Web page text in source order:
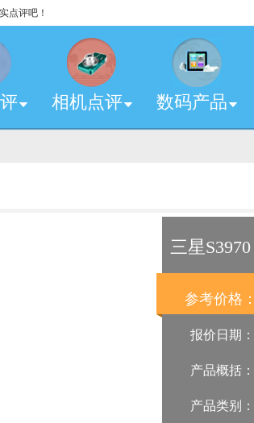
点评吧！
相机点评 数码产品
三星S3970
参考价格
报价日期：
产品概括：
产品类别：